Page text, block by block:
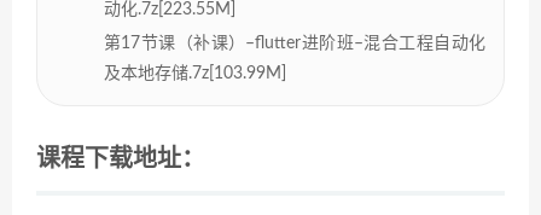
动化.7z[223.55M]
第17节课（补课）–flutter进阶班–混合工程自动化
及本地存储.7z[103.99M]
课程下载地址：